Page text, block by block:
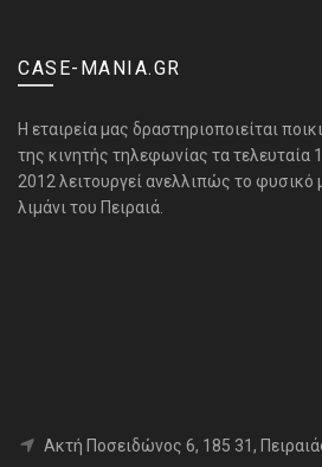
CASE-MANIA.GR
H εταιρεία μας δραστηριοποιείται
της κινητής τηλεφωνίας τα τελευταία
2012 λειτουργεί ανελλιπώς το φυσικό
λιμάνι του Πειραιά.
Aκτή Ποσειδώνος 6, 185 31,